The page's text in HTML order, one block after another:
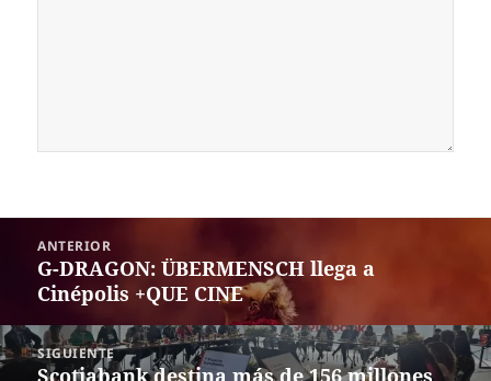
entradas
ANTERIOR
Entrada
anterior:
G-DRAGON: ÜBERMENSCH llega a
Cinépolis +QUE CINE
SIGUIENTE
Siguiente